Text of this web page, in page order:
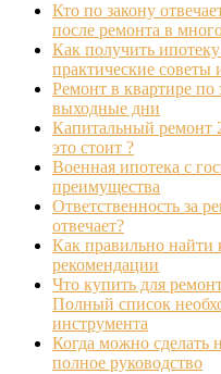
Кто по закону
после ремонта в
Как получить
практические советы
Ремонт в квартире по
выходные дни
Капитальный ремонт
это стоит ?
Военная ипотека с
преимущества
Ответственность за
отвечает?
Как правильно найти
рекомендации
Что купить для
Полный список
инструмента
Когда можно сделать
полное руководство